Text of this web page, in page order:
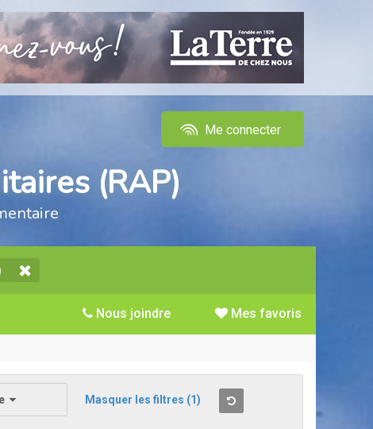
Me connecter
(RAP)
Mes favoris
Nous joindre
Masquer les filtres (1)